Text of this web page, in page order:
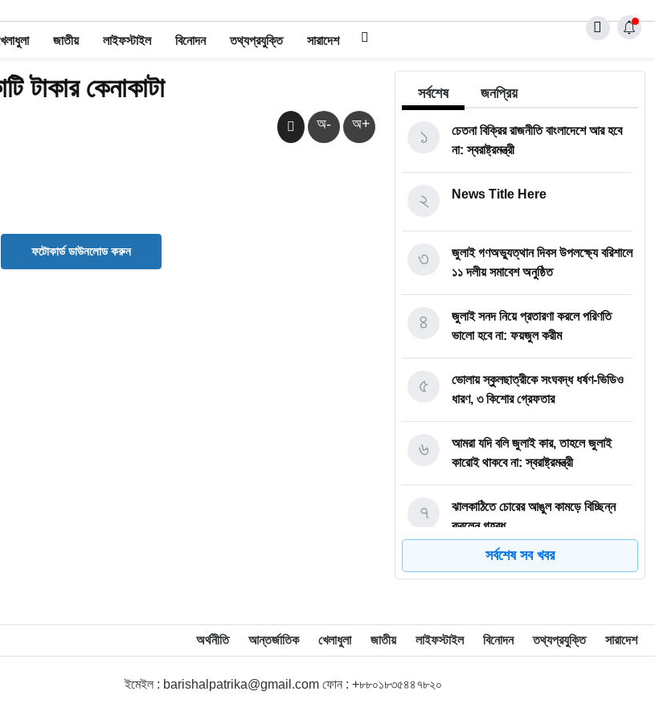
জাতীয় লাইফস্টাইল বিনোদন তথ্যপ্রযুক্তি সারাদেশ
টাকার কেনাকাটা
অ- অ+
ফটোকার্ড ডাউনলোড করুন
সর্বশেষ জনপ্রিয়
চেতনা বিক্রির রাজনীতি বাংলাদেশে আর হবে
না: স্বরাষ্ট্রমন্ত্রী
১
News Title Here
২
জুলাই গণঅভ্যুত্থান দিবস উপলক্ষ্যে বরিশালে
১১ দলীয় সমাবেশ অনুষ্ঠিত
৩
জুলাই সনদ নিয়ে প্রতারণা করলে পরিণতি
ভালো হবে না: ফয়জুল করীম
৪
ভোলায় স্কুলছাত্রীকে সংঘবদ্ধ ধর্ষণ-ভিডিও
ধারণ, ৩ কিশোর গ্রেফতার
৫
আমরা যদি বলি জুলাই কার, তাহলে জুলাই
কারোই থাকবে না: স্বরাষ্ট্রমন্ত্রী
৬
ঝালকাঠিতে চোরের আঙুল কামড়ে বিচ্ছিন্ন
করলেন গৃহবধূ
৭
ছাত্রকে দিয়ে এইচএসসির খাতা মূল্যায়নের
৮
বরিশাল বিশ্ববিদ্যালয়ে ছাত্রদল-ছাত্রশিবির
সংঘর্ষ, আহত অন্তত ১০
৯
সর্বশেষ সব খবর
অর্থনীতি আন্তর্জাতিক খেলাধুলা জাতীয় লাইফস্টাইল বিনোদন তথ্যপ্রযুক্তি সারাদেশ
ইমেইল : barishalpatrika@gmail.com ফোন : +৮৮০১৮৩৫৪৪৭৮২০